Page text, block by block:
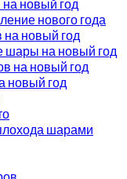
новый год
нового года
новый год
шары на новый год
на новый год
новый год
шарами